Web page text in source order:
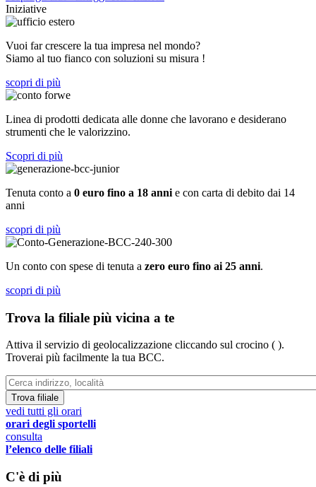
Iniziative
Vuoi far crescere la tua impresa nel mondo?
Siamo al tuo fianco con soluzioni su misura !
scopri di più
Linea di prodotti dedicata alle donne che lavorano e desiderano
strumenti che le valorizzino.
Scopri di più
Tenuta conto a 0 euro fino a 18 anni e con carta di debito dai 14
anni
scopri di più
Un conto con spese di tenuta a zero euro fino ai 25 anni.
scopri di più
Trova la filiale più vicina a te
Attiva il servizio di geolocalizzazione cliccando sul crocino ( ).
Troverai più facilmente la tua BCC.
Trova filiale
vedi tutti gli orari
orari degli sportelli
consulta
l’elenco delle filiali
C'è di più